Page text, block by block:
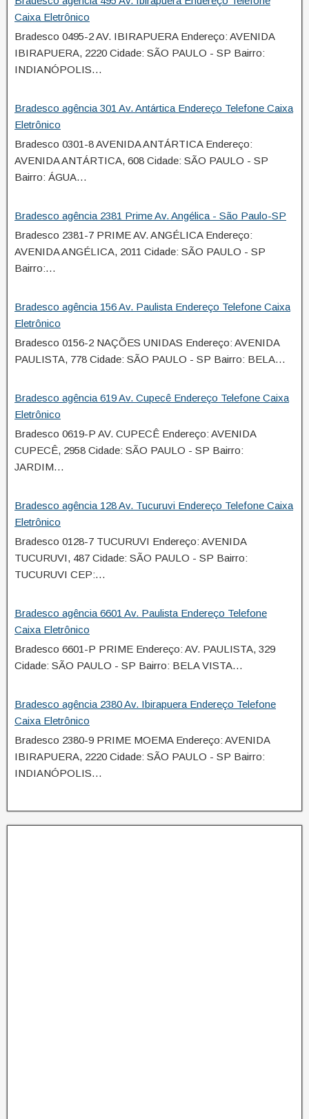
Caixa Eletrônico
Bradesco 0495-2 AV. IBIRAPUERA Endereço: AVENIDA
IBIRAPUERA, 2220 Cidade: SÃO PAULO - SP Bairro:
INDIANÓPOLIS…
Bradesco agência 301 Av. Antártica Endereço Telefone Caixa
Eletrônico
Bradesco 0301-8 AVENIDA ANTÁRTICA Endereço:
AVENIDA ANTÁRTICA, 608 Cidade: SÃO PAULO - SP
Bairro: ÁGUA…
Bradesco agência 2381 Prime Av. Angélica - São Paulo-SP
Bradesco 2381-7 PRIME AV. ANGÉLICA Endereço:
AVENIDA ANGÉLICA, 2011 Cidade: SÃO PAULO - SP
Bairro:…
Bradesco agência 156 Av. Paulista Endereço Telefone Caixa
Eletrônico
Bradesco 0156-2 NAÇÕES UNIDAS Endereço: AVENIDA
PAULISTA, 778 Cidade: SÃO PAULO - SP Bairro: BELA…
Bradesco agência 619 Av. Cupecê Endereço Telefone Caixa
Eletrônico
Bradesco 0619-P AV. CUPECÊ Endereço: AVENIDA
CUPECÊ, 2958 Cidade: SÃO PAULO - SP Bairro:
JARDIM…
Bradesco agência 128 Av. Tucuruvi Endereço Telefone Caixa
Eletrônico
Bradesco 0128-7 TUCURUVI Endereço: AVENIDA
TUCURUVI, 487 Cidade: SÃO PAULO - SP Bairro:
TUCURUVI CEP:…
Bradesco agência 6601 Av. Paulista Endereço Telefone
Caixa Eletrônico
Bradesco 6601-P PRIME Endereço: AV. PAULISTA, 329
Cidade: SÃO PAULO - SP Bairro: BELA VISTA…
Bradesco agência 2380 Av. Ibirapuera Endereço Telefone
Caixa Eletrônico
Bradesco 2380-9 PRIME MOEMA Endereço: AVENIDA
IBIRAPUERA, 2220 Cidade: SÃO PAULO - SP Bairro:
INDIANÓPOLIS…